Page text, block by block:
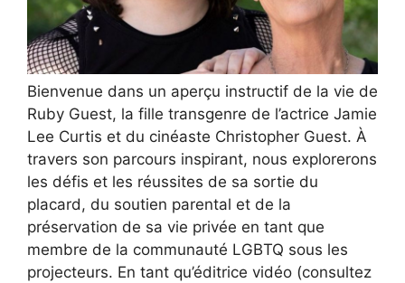
Bienvenue dans un aperçu instructif de la vie de
Ruby Guest, la fille transgenre de l’actrice Jamie
Lee Curtis et du cinéaste Christopher Guest. À
travers son parcours inspirant, nous explorerons
les défis et les réussites de sa sortie du
placard, du soutien parental et de la
préservation de sa vie privée en tant que
membre de la communauté LGBTQ sous les
projecteurs. En tant qu’éditrice vidéo (consultez